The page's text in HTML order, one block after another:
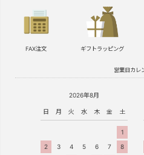
FAX注文 ギフトラッピング
営業日カレ
2026年8月
日 月 火 水 木 金 土
1
2
3 4 5 6 7
8